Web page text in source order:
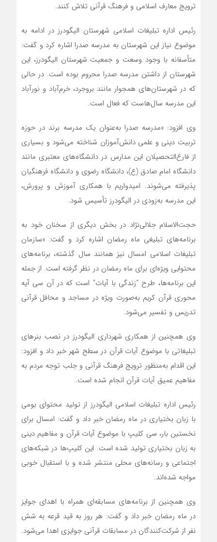
ترویج معارف اسلامی و فرهنگ قرآنی تلاش کنند.
رئیس اداره تبلیغات اسلامی شهرستان الیگودرز در ادامه به
موضوع نیاز این شهرستان به مدرسه صدرا اشاره کرد و گفت:
متأسفانه با وجود وسعت و جمعیت شهرستان الیگودرز، این
شهرستان از داشتن مدرسه صدرا محروم بوده است. در حالی
که در شهرستان‌های همجوار مانند بروجرد، خرم‌آباد و نورآباد
این مدرسه سال‌هاست که فعال است.
وی افزود: «مدرسه صدرا به‌عنوان یک مدرسه برند در حوزه
تربیت دینی و علمی دانش‌آموزان شناخته می‌شود و بسیاری
از فارغ‌التحصیلان این مدارس در دانشگاه‌های معتبری مانند
دانشگاه امام صادق (ع)، دانشگاه رضوی و دانشگاه فرهنگیان
پذیرفته می‌شوند. امیدواریم با همکاری آموزش و پرورش،
این مدرسه به‌زودی در الیگودرز تأسیس شود.
حجت‌الاسلام جلالی‌نژاد در بخش دیگری از سخنان خود به
برنامه‌های تبلیغی ماه رمضان اشاره کرد و گفت: «سازمان
تبلیغات اسلامی امسال نیز همانند سال گذشته، برنامه‌های
محتوایی ویژه‌ای برای ماه رمضان در نظر گرفته است. از جمله
این برنامه‌ها، طرح “زندگی با آیات” است که در آن سی آیه
محوری قرآن کریم به‌صورت ویژه در مساجد و محافل قرآنی
تدریس و تفسیر می‌شود.
وی همچنین از همکاری شهرداری الیگودرز در نصب بنرهای
تبلیغاتی با موضوع آیات قرآن در سطح شهر خبر داد و افزود:
این اقدام به‌منظور ترویج فرهنگ قرآنی و جلب توجه مردم به
مفاهیم عمیق آیات قرآن انجام شده است.
رئیس اداره تبلیغات اسلامی الیگودرز از تولید محتوای بومی
با زبان بختیاری در ماه رمضان خبر داد و گفت: امسال برای
نخستین بار، سی کلیپ با موضوع آیات قرآن و مفاهیم دینی
به زبان بختیاری تولید شده است. این کلیپ‌ها در شبکه‌های
اجتماعی و رسانه‌های محلی منتشر شده و با استقبال خوبی
مواجه شده‌اند.
وی همچنین از برنامه‌های مسابقه‌ای همراه با اهدای جوایز
در ماه رمضان خبر داد و گفت: هر روز به قید قرعه به شش
نفر از شرکت‌کنندگان در مسابقات قرآنی جوایزی اهدا می‌شود.